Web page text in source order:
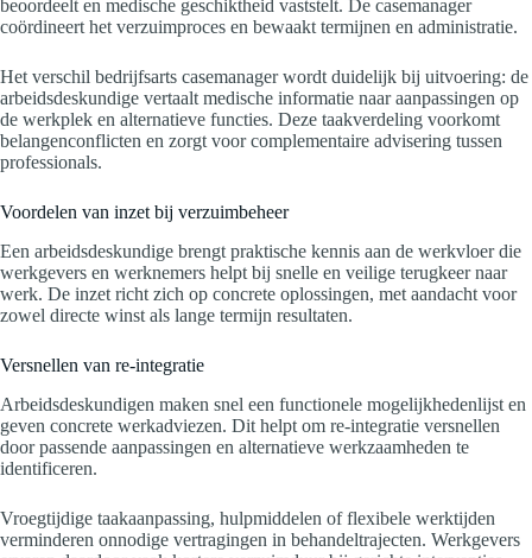
beoordeelt en medische geschiktheid vaststelt. De casemanager
coördineert het verzuimproces en bewaakt termijnen en administratie.
Het verschil bedrijfsarts casemanager wordt duidelijk bij uitvoering: de
arbeidsdeskundige vertaalt medische informatie naar aanpassingen op
de werkplek en alternatieve functies. Deze taakverdeling voorkomt
belangenconflicten en zorgt voor complementaire advisering tussen
professionals.
Voordelen van inzet bij verzuimbeheer
Een arbeidsdeskundige brengt praktische kennis aan de werkvloer die
werkgevers en werknemers helpt bij snelle en veilige terugkeer naar
werk. De inzet richt zich op concrete oplossingen, met aandacht voor
zowel directe winst als lange termijn resultaten.
Versnellen van re-integratie
Arbeidsdeskundigen maken snel een functionele mogelijkhedenlijst en
geven concrete werkadviezen. Dit helpt om re-integratie versnellen
door passende aanpassingen en alternatieve werkzaamheden te
identificeren.
Vroegtijdige taakaanpassing, hulpmiddelen of flexibele werktijden
verminderen onnodige vertragingen in behandeltrajecten. Werkgevers